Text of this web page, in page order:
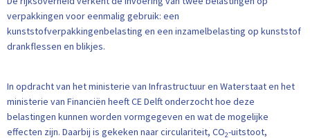
verpakkingen voor eenmalig gebruik: een
kunststofverpakkingenbelasting en een inzamelbelasting op kunststof
drankflessen en blikjes.
In opdracht van het ministerie van Infrastructuur en Waterstaat en het
ministerie van Financiën heeft CE Delft onderzocht hoe deze
belastingen kunnen worden vormgegeven en wat de mogelijke
effecten zijn. Daarbij is gekeken naar circulariteit, CO2-uitstoot,